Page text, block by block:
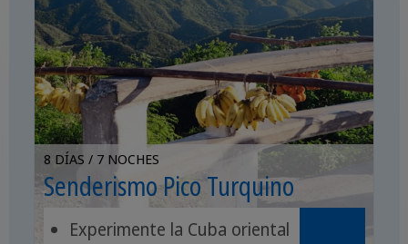
8 DÍAS / 7 NOCHES
Senderismo Pico Turquino
Experimente la Cuba oriental